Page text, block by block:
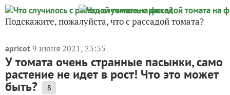
Подскажите, пожалуйста, что с рассадой томата?
apricot 9 июня 2021, 23:35
У томата очень странные пасынки, само
растение не идет в рост! Что это может
быть? 8